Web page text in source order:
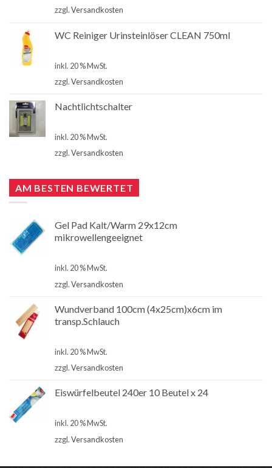
zzgl.Versandkosten
WC Reiniger Urinsteinlöser CLEAN 750ml
inkl. 20 % MwSt.
zzgl.Versandkosten
Nachtlichtschalter
inkl. 20 % MwSt.
zzgl.Versandkosten
AM BESTEN BEWERTET
Gel Pad Kalt/Warm 29x12cm
mikrowellengeeignet
inkl. 20 % MwSt.
zzgl.Versandkosten
Wundverband 100cm (4x25cm)x6cm im
transp.Schlauch
inkl. 20 % MwSt.
zzgl.Versandkosten
Eiswürfelbeutel 240er 10 Beutel x 24
inkl. 20 % MwSt.
zzgl.Versandkosten